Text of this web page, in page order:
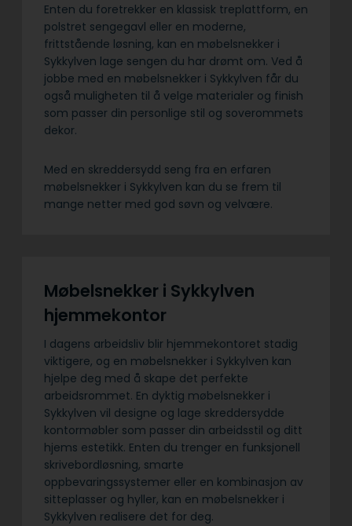
Enten du foretrekker en klassisk treplattform, en
polstret sengegavl eller en moderne,
frittstående løsning, kan en møbelsnekker i
Sykkylven lage sengen du har drømt om. Ved å
jobbe med en møbelsnekker i Sykkylven får du
også muligheten til å velge materialer og finish
som passer din personlige stil og soverommets
dekor.
Med en skreddersydd seng fra en erfaren
møbelsnekker i Sykkylven kan du se frem til
mange netter med god søvn og velvære.
Møbelsnekker i Sykkylven
hjemmekontor
I dagens arbeidsliv blir hjemmekontoret stadig
viktigere, og en møbelsnekker i Sykkylven kan
hjelpe deg med å skape det perfekte
arbeidsrommet. En dyktig møbelsnekker i
Sykkylven vil designe og lage skreddersydde
kontormøbler som passer din arbeidsstil og ditt
hjems estetikk. Enten du trenger en funksjonell
skrivebordløsning, smarte
oppbevaringssystemer eller en kombinasjon av
sitteplasser og hyller, kan en møbelsnekker i
Sykkylven realisere det for deg.